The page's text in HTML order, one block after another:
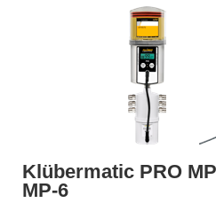
Klübermatic PRO
MP-6